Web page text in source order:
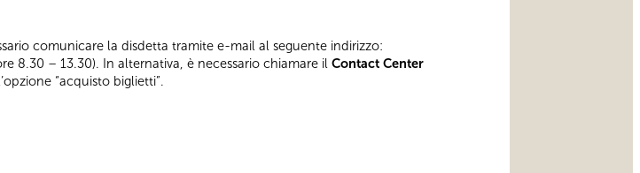
comunicare la disdetta tramite e-mail al seguente indirizzo:
8.30 – 13.30). In alternativa, è necessario chiamare il Contact Center
“acquisto biglietti”.